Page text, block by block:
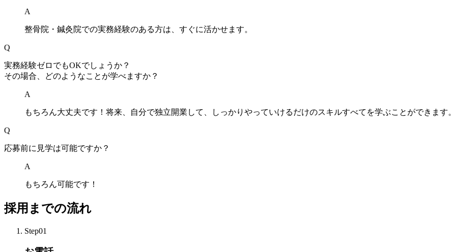
A
整骨院・鍼灸院での実務経験のある方は、すぐに活かせます。
Q
実務経験ゼロでもOKでしょうか？
その場合、どのようなことが学べますか？
A
もちろん大丈夫です！将来、自分で独立開業して、しっかりやっていけるだけのスキルすべてを学ぶことができます。
Q
応募前に見学は可能ですか？
A
もちろん可能です！
採用までの流れ
Step01